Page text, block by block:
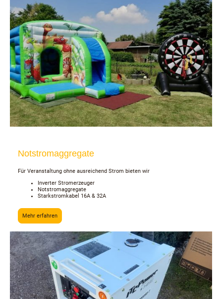
Notstromaggregate
Für Veranstaltung ohne ausreichend Strom bieten wir
Inverter Stromerzeuger
Notstromaggregate
Starkstromkabel 16A & 32A
Mehr erfahren